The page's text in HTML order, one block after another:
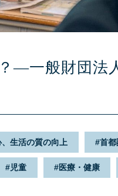
—一般財団法
生活の質の向上 首都
児童 医療・健康